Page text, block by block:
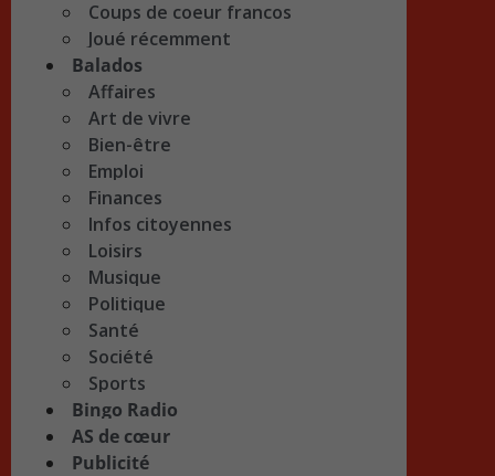
Coups de coeur francos
Joué récemment
Balados
Affaires
Art de vivre
Bien-être
Emploi
Finances
Infos citoyennes
Loisirs
Musique
Politique
Santé
Société
Sports
Bingo Radio
AS de cœur
Publicité